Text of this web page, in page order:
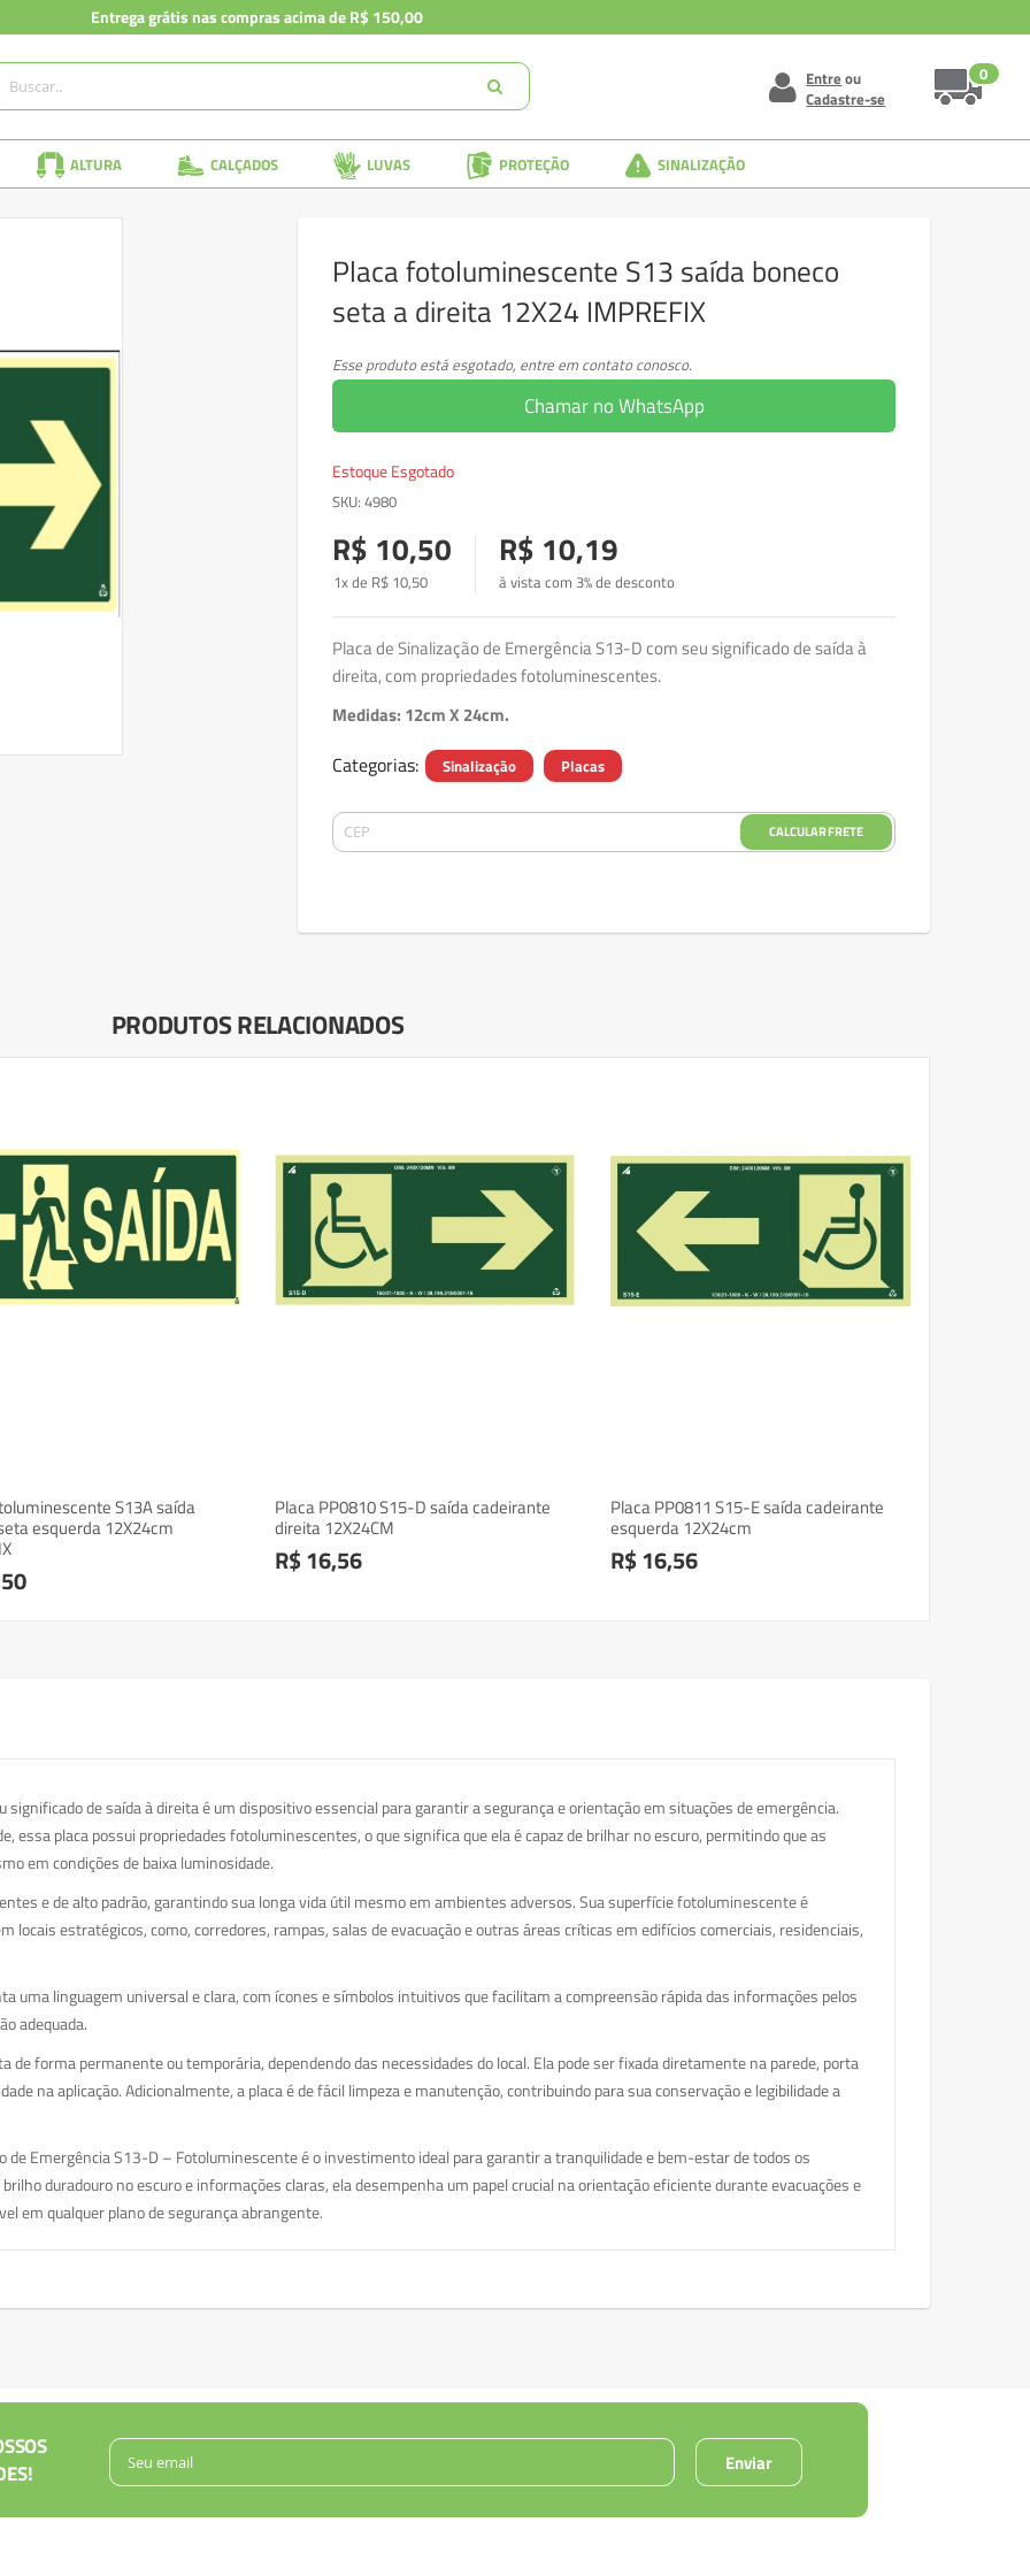
Entrega grátis nas compras acima de R$ 150,00
0
Entreou
Cadastre-se
ALTURA CALÇADOS LUVAS PROTEÇÃO SINALIZAÇÃO
Placa fotoluminescente S13 saída boneco
seta a direita 12X24 IMPREFIX
Esse produto está esgotado, entre em contato conosco.
Chamar no WhatsApp
Estoque Esgotado
SKU 4980
R$ 10,50
1x de R$ 10,50
R$ 10,19
à vista com 3% de desconto
Placa de Sinalização de Emergência S13-D com seu significado de saída à
direita, com propriedades fotoluminescentes.
Medidas: 12cm X 24cm.
Categorias: Sinalização Placas
CALCULAR FRETE
PRODUTOS RELACIONADOS
S13A saída
esquerda 12X24cm
Placa PP0810 S15-D saída cadeirante
direita 12X24CM
R$ 16,56
Placa PP0811 S15-E saída cadeirante
esquerda 12X24cm
R$ 16,56
significado de saída à direita é um dispositivo essencial para garantir a segurança e orientação em situações de emergência.
essa placa possui propriedades fotoluminescentes, o que significa que ela é capaz de brilhar no escuro, permitindo que as
em condições de baixa luminosidade.
e de alto padrão, garantindo sua longa vida útil mesmo em ambientes adversos. Sua superfície fotoluminescente é
estratégicos, como, corredores, rampas, salas de evacuação e outras áreas críticas em edifícios comerciais, residenciais,
uma linguagem universal e clara, com ícones e símbolos intuitivos que facilitam a compreensão rápida das informações pelos
adequada.
de forma permanente ou temporária, dependendo das necessidades do local. Ela pode ser fixada diretamente na parede, porta
na aplicação. Adicionalmente, a placa é de fácil limpeza e manutenção, contribuindo para sua conservação e legibilidade a
de Emergência S13-D – Fotoluminescente é o investimento ideal para garantir a tranquilidade e bem-estar de todos os
duradouro no escuro e informações claras, ela desempenha um papel crucial na orientação eficiente durante evacuações e
em qualquer plano de segurança abrangente.
Enviar